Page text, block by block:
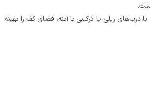
ریلی یا ترکیبی با آینه، فضای کف را بهینه